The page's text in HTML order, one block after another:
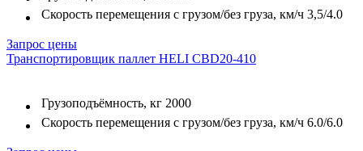
Скорость перемещения с грузом/без груза, км/ч 3,5/4.0
Запрос цены
Транспортировщик паллет HELI CBD20-410
Грузоподъёмность, кг 2000
Скорость перемещения с грузом/без груза, км/ч 6.0/6.0